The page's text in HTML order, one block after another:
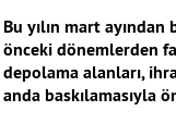
Bu yılın mart
önceki dönemlerden
depolama alanları,
anda baskılamasıyla